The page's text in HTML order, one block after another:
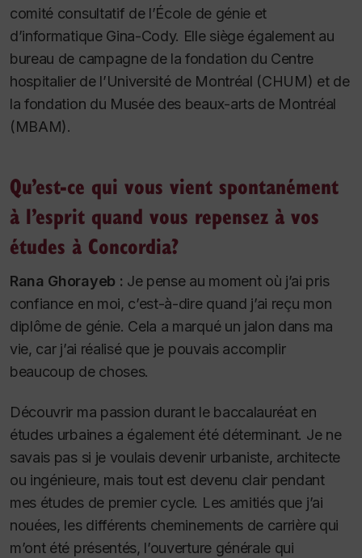
comité consultatif de l’École de génie et
d’informatique Gina-Cody. Elle siège également au
bureau de campagne de la fondation du Centre
hospitalier de l’Université de Montréal (CHUM) et de
la fondation du Musée des beaux-arts de Montréal
(MBAM).
Qu’est-ce qui vous vient spontanément
à l’esprit quand vous repensez à vos
études à Concordia?
Rana Ghorayeb : Je pense au moment où j’ai pris
confiance en moi, c’est-à-dire quand j’ai reçu mon
diplôme de génie. Cela a marqué un jalon dans ma
vie, car j’ai réalisé que je pouvais accomplir
beaucoup de choses.
Découvrir ma passion durant le baccalauréat en
études urbaines a également été déterminant. Je ne
savais pas si je voulais devenir urbaniste, architecte
ou ingénieure, mais tout est devenu clair pendant
mes études de premier cycle. Les amitiés que j’ai
nouées, les différents cheminements de carrière qui
m’ont été présentés, l’ouverture générale qui